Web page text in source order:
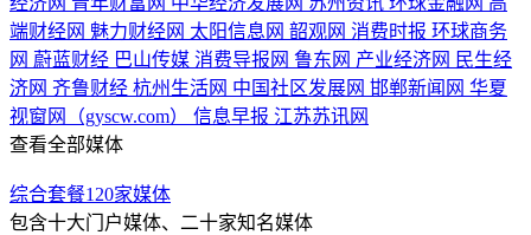
端财经网 魅力财经网 太阳信息网 韶观网 消费时报 环球商务
网 蔚蓝财经 巴山传媒 消费导报网 鲁东网 产业经济网 民生经
济网 齐鲁财经 杭州生活网 中国社区发展网 邯郸新闻网 华夏
视窗网（gyscw.com）
信息早报 江苏苏讯网
查看全部媒体
综合套餐120家媒体
包含十大门户媒体、二十家知名媒体